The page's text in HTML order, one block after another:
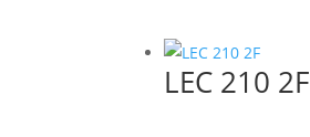
LEC 210 2F